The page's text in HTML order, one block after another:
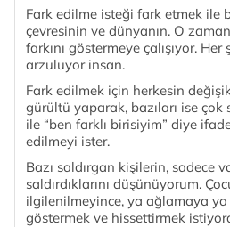
Fark edilme isteği fark etmek ile
çevresinin ve dünyanın. O
farkını göstermeye çalışıyor.
arzuluyor insan.
Fark edilmek için herkesin
gürültü yaparak, bazıları ise çok
ile “ben farklı birisiyim” diye
edilmeyi ister.
Bazı saldırgan kişilerin, sadece
saldırdıklarını düşünüyorum.
ilgilenilmeyince, ya ağlamaya ya
göstermek ve hissettirmek